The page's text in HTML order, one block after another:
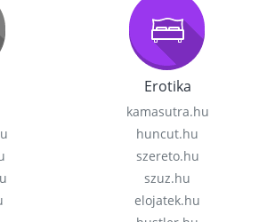
Erotika
kamasutra.hu
huncut.hu
szereto.hu
szuz.hu
elojatek.hu